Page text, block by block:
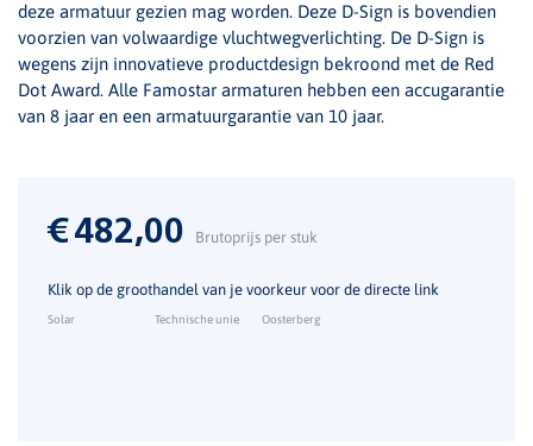
deze armatuur gezien mag worden. Deze D-Sign is bovendien
voorzien van volwaardige vluchtwegverlichting. De D-Sign is
wegens zijn innovatieve productdesign bekroond met de Red
Dot Award. Alle Famostar armaturen hebben een accugarantie
van 8 jaar en een armatuurgarantie van 10 jaar.
€482,00 Brutoprijs per stuk
Klik op de groothandel van je voorkeur voor de directe link
Solar Technische unie Oosterberg